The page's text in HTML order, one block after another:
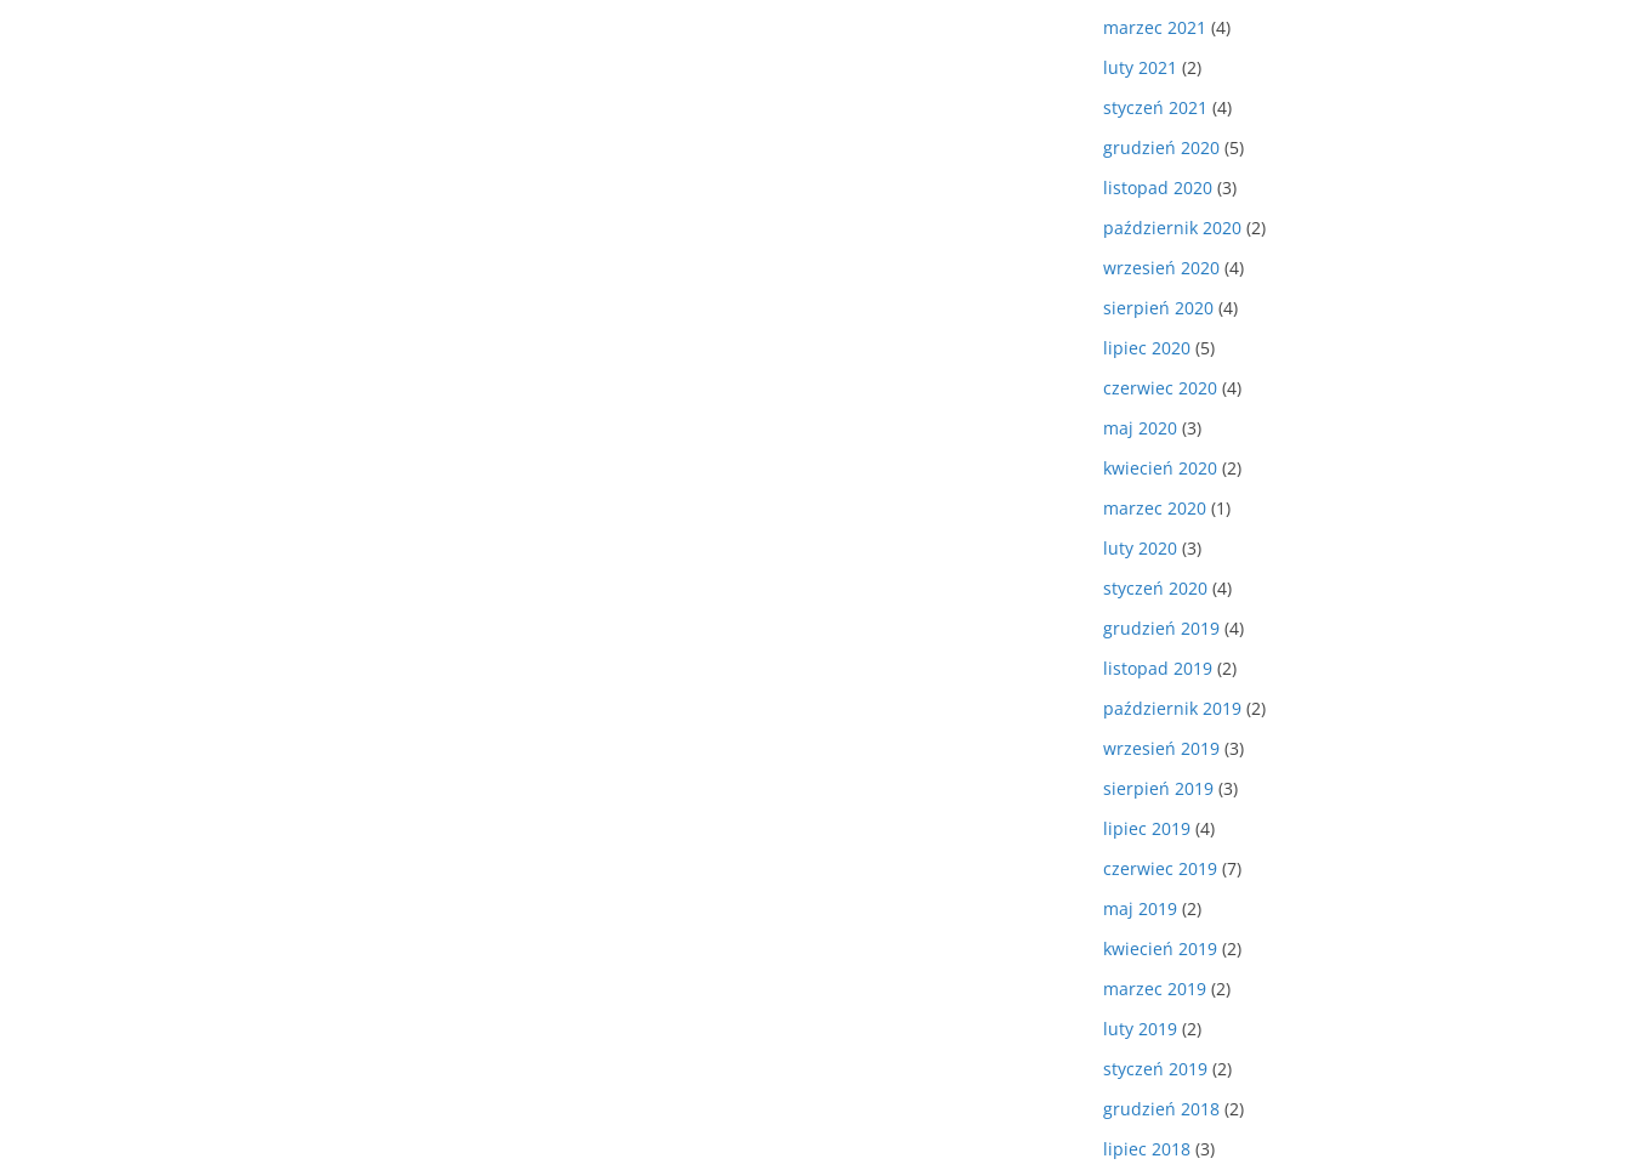
marzec 2021 (4)
luty 2021 (2)
styczeń 2021 (4)
grudzień 2020 (5)
listopad 2020 (3)
październik 2020 (2)
wrzesień 2020 (4)
sierpień 2020 (4)
lipiec 2020 (5)
czerwiec 2020 (4)
maj 2020 (3)
kwiecień 2020 (2)
marzec 2020 (1)
luty 2020 (3)
styczeń 2020 (4)
grudzień 2019 (4)
listopad 2019 (2)
październik 2019 (2)
wrzesień 2019 (3)
sierpień 2019 (3)
lipiec 2019 (4)
czerwiec 2019 (7)
maj 2019 (2)
kwiecień 2019 (2)
marzec 2019 (2)
luty 2019 (2)
styczeń 2019 (2)
grudzień 2018 (2)
lipiec 2018 (3)